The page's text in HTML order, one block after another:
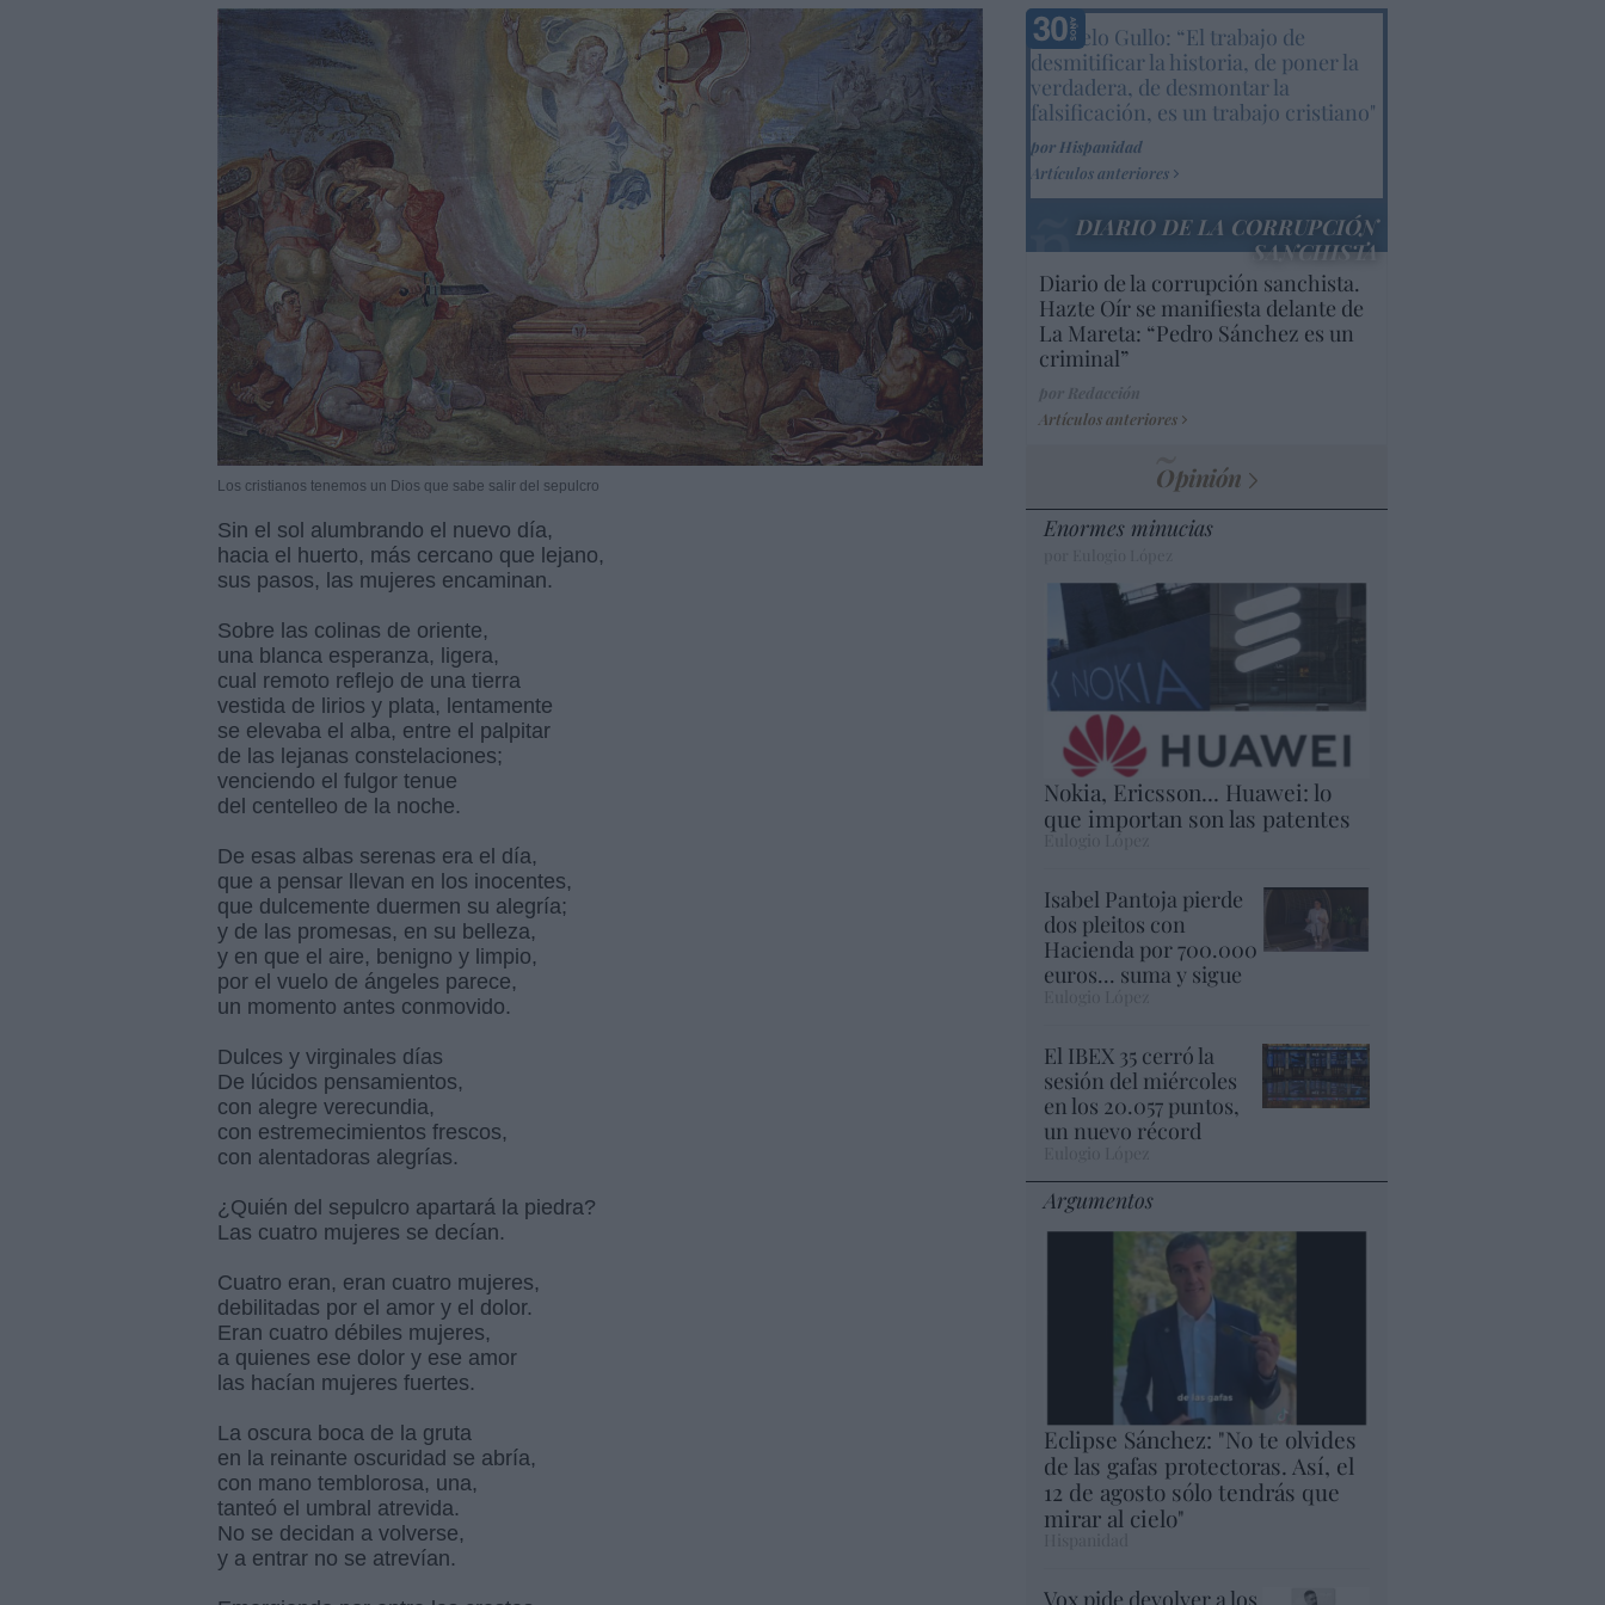
Los cristianos tenemos un Dios que sabe salir del sepulcro
Sin el sol alumbrando el nuevo día,
hacia el huerto, más cercano que lejano,
sus pasos, las mujeres encaminan.
Sobre las colinas de oriente,
una blanca esperanza, ligera,
cual remoto reflejo de una tierra
vestida de lirios y plata, lentamente
se elevaba el alba, entre el palpitar
de las lejanas constelaciones;
venciendo el fulgor tenue
del centelleo de la noche.
De esas albas serenas era el día,
que a pensar llevan en los inocentes,
que dulcemente duermen su alegría;
y de las promesas, en su belleza,
y en que el aire, benigno y limpio,
por el vuelo de ángeles parece,
un momento antes conmovido.
Dulces y virginales días
De lúcidos pensamientos,
con alegre verecundia,
con estremecimientos frescos,
con alentadoras alegrías.
¿Quién del sepulcro apartará la piedra?
Las cuatro mujeres se decían.
Cuatro eran, eran cuatro mujeres,
debilitadas por el amor y el dolor.
Eran cuatro débiles mujeres,
a quienes ese dolor y ese amor
las hacían mujeres fuertes.
La oscura boca de la gruta
en la reinante oscuridad se abría,
con mano temblorosa, una,
tanteó el umbral atrevida.
No se decidan a volverse,
y a entrar no se atrevían.
Marcelo Gullo: “El trabajo de
desmitificar la historia, de poner la
verdadera, de desmontar la
falsificación, es un trabajo cristiano"
por Hispanidad
Artículos anteriores
DIARIO DE LA CORRUPCIÓN
SANCHISTA
Diario de la corrupción sanchista.
Hazte Oír se manifiesta delante de
La Mareta: “Pedro Sánchez es un
criminal”
Artículos anteriores
Opinión
Enormes minucias
Nokia, Ericsson... Huawei: lo
que importan son las patentes
Eulogio López
Isabel Pantoja pierde
dos pleitos con
Hacienda por 700.000
euros... suma y sigue
El IBEX 35 cerró la
sesión del miércoles
en los 20.057 puntos,
un nuevo récord
Argumentos
Eclipse Sánchez: "No te olvides
de las gafas protectoras. Así, el
12 de agosto sólo tendrás que
mirar al cielo"